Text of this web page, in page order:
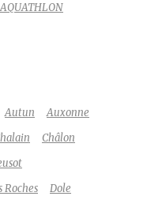
Autun
Auxonne
Châlon
Roches
Dole